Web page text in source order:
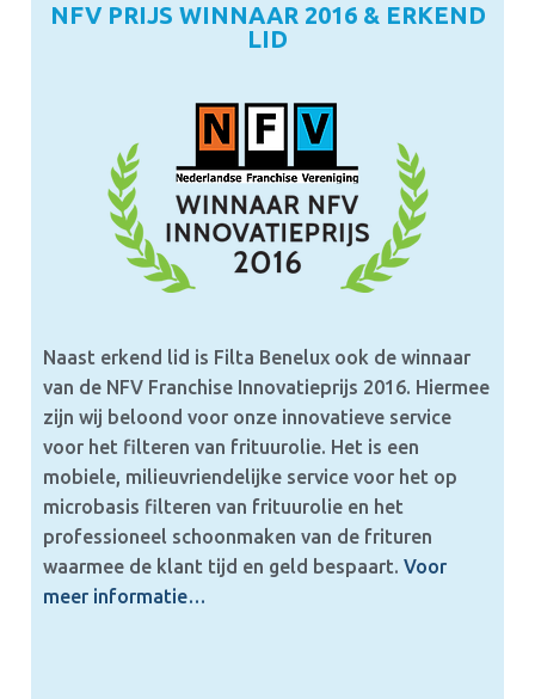
NFV PRIJS WINNAAR 2016 & ERKEND
LID
Naast erkend lid is Filta Benelux ook de winnaar
van de NFV Franchise Innovatieprijs 2016. Hiermee
zijn wij beloond voor onze innovatieve service
voor het filteren van frituurolie. Het is een
mobiele, milieuvriendelijke service voor het op
microbasis filteren van frituurolie en het
professioneel schoonmaken van de frituren
waarmee de klant tijd en geld bespaart. Voor
meer informatie…